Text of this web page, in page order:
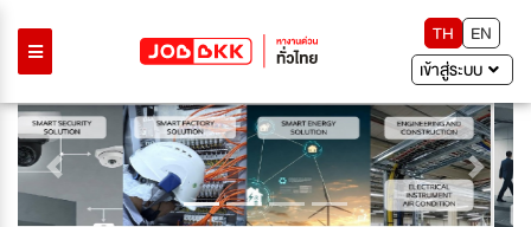
TH
EN
เข้าสู่ระบบ
Previous Next